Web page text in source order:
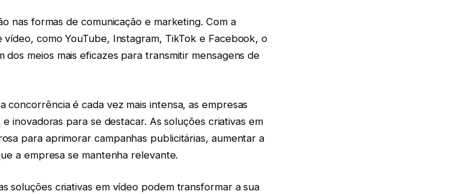
nas formas de comunicação e marketing. Com a
como YouTube, Instagram, TikTok e Facebook, o
meios mais eficazes para transmitir mensagens de
concorrência é cada vez mais intensa, as empresas
inovadoras para se destacar. As soluções criativas em
para aprimorar campanhas publicitárias, aumentar a
a empresa se mantenha relevante.
soluções criativas em vídeo podem transformar a sua